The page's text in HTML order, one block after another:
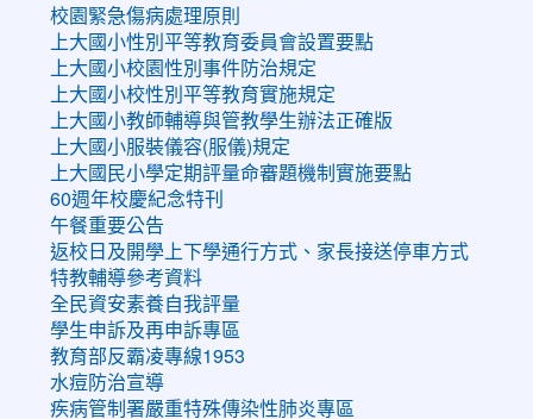
校園緊急傷病處理原則
上大國小性別平等教育委員會設置要點
上大國小校園性別事件防治規定
上大國小校性別平等教育實施規定
上大國小教師輔導與管教學生辦法正確版
上大國小服裝儀容(服儀)規定
上大國民小學定期評量命審題機制實施要點
60週年校慶紀念特刊
午餐重要公告
返校日及開學上下學通行方式、家長接送停車方式
特教輔導參考資料
全民資安素養自我評量
學生申訴及再申訴專區
教育部反霸凌專線1953
水痘防治宣導
疾病管制署嚴重特殊傳染性肺炎專區